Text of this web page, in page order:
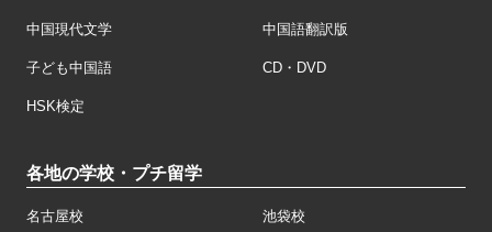
中国現代文学 中国語翻訳版
子ども中国語 CD・DVD
HSK検定
各地の学校・プチ留学
名古屋校 池袋校